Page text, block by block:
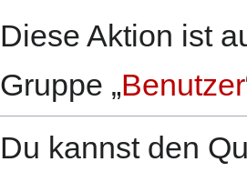
Diese Aktion ist
Gruppe „Benutzer
Du kannst den